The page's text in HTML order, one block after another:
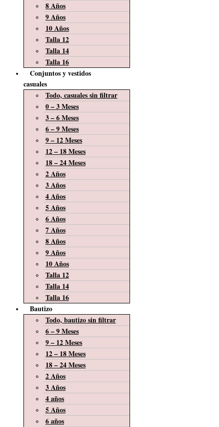
8 Años
9 Años
10 Años
Talla 12
Talla 14
Talla 16
Conjuntos y vestidos
casuales
Todo, casuales sin filtrar
0 – 3 Meses
3 – 6 Meses
6 – 9 Meses
9 – 12 Meses
12 – 18 Meses
18 – 24 Meses
2 Años
3 Años
4 Años
5 Años
6 Años
7 Años
8 Años
9 Años
10 Años
Talla 12
Talla 14
Talla 16
Bautizo
Todo, bautizo sin filtrar
6 – 9 Meses
9 – 12 Meses
12 – 18 Meses
18 – 24 Meses
2 Años
3 Años
4 años
5 Años
6 años